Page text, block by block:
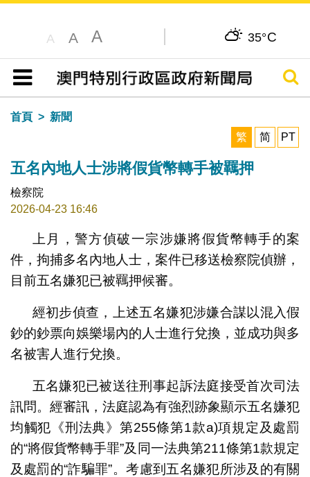
A A A 35°C
目錄
搜尋
首頁
新聞
繁
简 PT
五名內地人士涉將假貨幣轉手被羈押
檢察院
2026-04-23 16:46
上月，警方偵破一宗涉嫌將假貨幣轉手的案
件，拘捕多名內地人士，案件已移送檢察院偵辦，
目前五名嫌犯已被羈押候審。
經初步偵查，上述五名嫌犯涉嫌合謀以混入假
鈔的鈔票向娛樂場內的人士進行兌換，並成功與多
名被害人進行兌換。
五名嫌犯已被送往刑事起訴法庭接受首次司法
訊問。經審訊，法庭認為有強烈跡象顯示五名嫌犯
均觸犯《刑法典》第255條第1款a)項規定及處罰
的“將假貨幣轉手罪”及同一法典第211條第1款規定
及處罰的“詐騙罪”。考慮到五名嫌犯所涉及的有關